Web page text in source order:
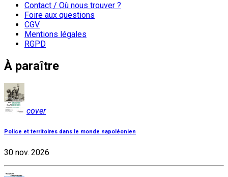
Contact / Où nous trouver ?
Foire aux questions
CGV
Mentions légales
RGPD
À paraître
cover
Police et territoires dans le monde napoléonien
30 nov. 2026